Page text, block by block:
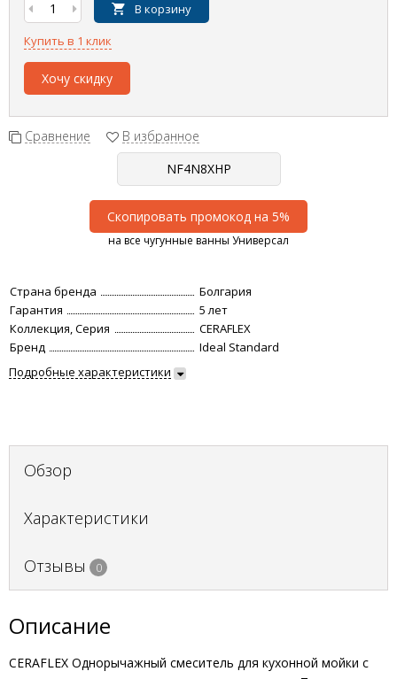
В корзину
Купить в 1 клик
Хочу скидку
Сравнение В избранное
Скопировать промокод на 5%
на все чугунные ванны Универсал
Страна бренда
Болгария
Гарантия
5 лет
Коллекция, Серия
CERAFLEX
Бренд
Ideal Standard
Подробные характеристики
Обзор
Характеристики
Отзывы 0
Описание
CERAFLEX Однорычажный смеситель для кухонной мойки с